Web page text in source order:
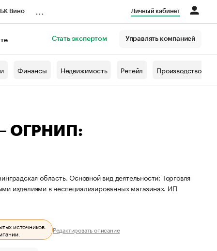
Вино Личный кабинет
Стать экспертом Управлять компанией
Финансы Недвижимость Ретейл Производство
ОГРНИП:
область. Основной вид деятельности: Торговля
изделиями в неспециализированных магазинах. ИП
источников. Редактировать описание